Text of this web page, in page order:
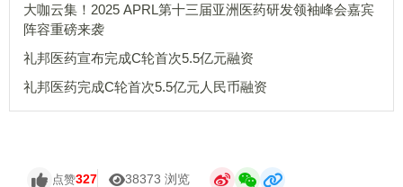
大咖云集！2025 APRL第十三届亚洲医药研发领袖峰会嘉宾
阵容重磅来袭
礼邦医药宣布完成C轮首次5.5亿元融资
礼邦医药完成C轮首次5.5亿元人民币融资
点赞327 38373 浏览